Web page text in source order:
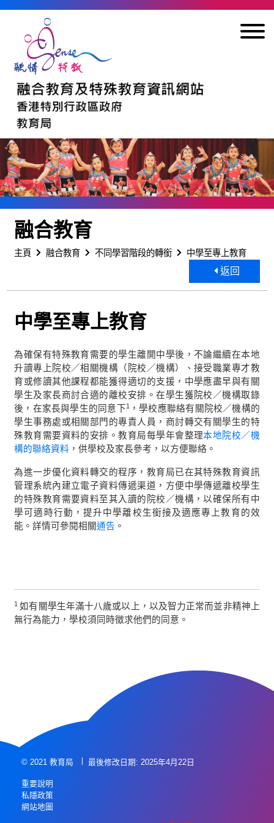
融合教育
主頁 融合教育 不同學習階段的轉銜 中學至專上教育
返回
中學至專上教育
為確保有特殊教育需要的學生離開中學後，不論繼續在本地
升讀專上院校／相關機構（院校／機構）、接受職業專才教
育或修讀其他課程都能獲得適切的支援，中學應盡早與有關
學生及家長商討合適的離校安排。在學生獲院校／機構取錄
後，在家長與學生的同意下 1，學校應聯絡有關院校／機構的
學生事務處或相關部門的專責人員，商討轉交有關學生的特
殊教育需要資料的安排。教育局每學年會整理本地院校／機
構的聯絡資料 ，供學校及家長參考，以方便聯絡。
為進一步優化資料轉交的程序，教育局已在其特殊教育資訊
管理系統內建立電子資料傳遞渠道，方便中學傳遞離校學生
的特殊教育需要資料至其入讀的院校／機構，以確保所有中
學可適時行動，提升中學離校生銜接及適應專上教育的效
能。詳情可參閱相關通告 。
1如有關學生年滿十八歲或以上，以及智力正常而並非精神上
無行為能力，學校須同時徵求他們的同意。
© 2021 教育局 最後修改日期: 2025年4月22日
重要說明
私隱政策
網站地圖